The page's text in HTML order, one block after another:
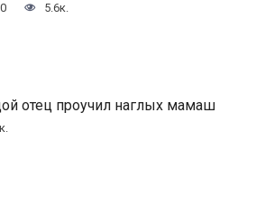
0 5.6к.
отец проучил наглых мамаш